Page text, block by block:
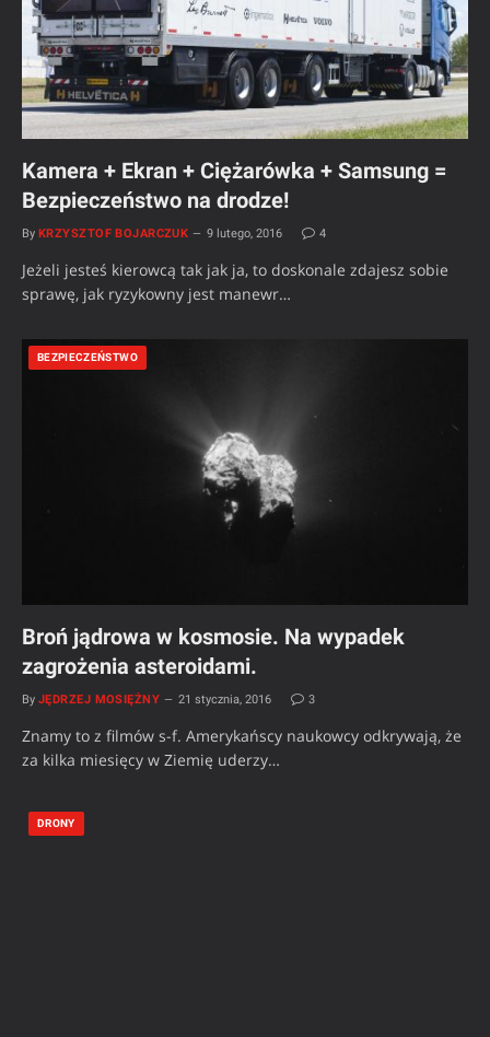
Kamera + Ekran + Ciężarówka + Samsung =
Bezpieczeństwo na drodze!
By KRZYSZTOF BOJARCZUK 9 lutego, 2016 4
Jeżeli jesteś kierowcą tak jak ja, to doskonale zdajesz sobie
sprawę, jak ryzykowny jest manewr…
BEZPIECZEŃSTWO
Broń jądrowa w kosmosie. Na wypadek
zagrożenia asteroidami.
By JĘDRZEJ MOSIĘŻNY 21 stycznia, 2016 3
Znamy to z filmów s-f. Amerykańscy naukowcy odkrywają, że
za kilka miesięcy w Ziemię uderzy…
DRONY